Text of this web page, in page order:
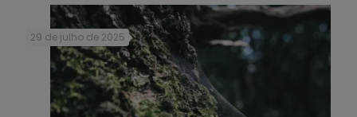
29 de julho de 2025